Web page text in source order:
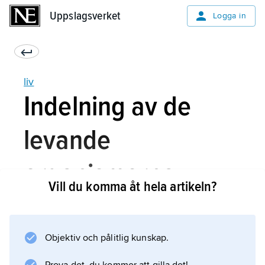
Uppslagsverket Logga in
liv
Indelning av de
levande
organismerna
Både nu levande och utdöda organismer på
jorden indelas i det så kallade
Vill du komma åt hela artikeln?
Objektiv och pålitlig kunskap.